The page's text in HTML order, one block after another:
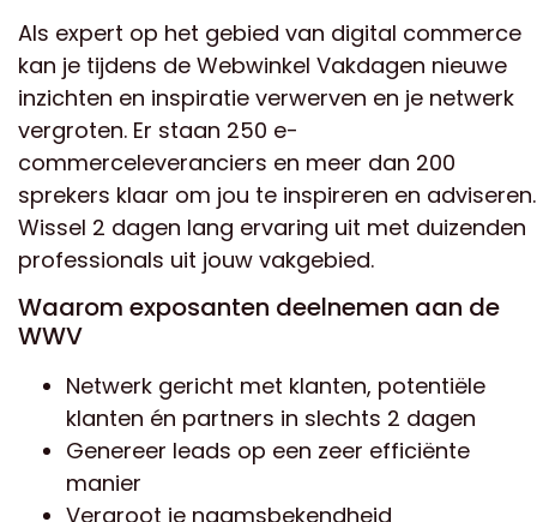
Als expert op het gebied van digital commerce
kan je tijdens de Webwinkel Vakdagen nieuwe
inzichten en inspiratie verwerven en je netwerk
vergroten. Er staan 250 e-
commerceleveranciers en meer dan 200
sprekers klaar om jou te inspireren en adviseren.
Wissel 2 dagen lang ervaring uit met duizenden
professionals uit jouw vakgebied.
Waarom exposanten deelnemen aan de
WWV
Netwerk gericht met klanten, potentiële
klanten én partners in slechts 2 dagen
Genereer leads op een zeer efficiënte
manier
Vergroot je naamsbekendheid